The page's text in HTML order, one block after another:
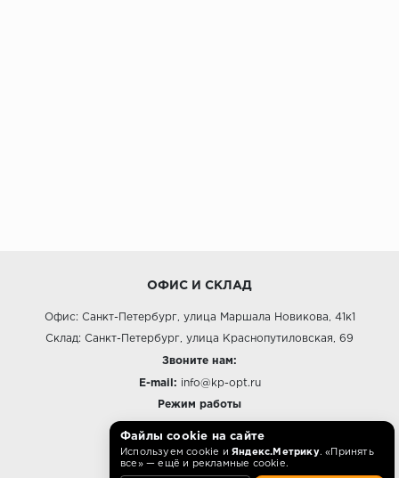
ОФИС И СКЛАД
Офис: Санкт-Петербург, улица Маршала Новикова, 41к1
Склад: Санкт-Петербург, улица Краснопутиловская, 69
Звоните нам:
E-mail: info@kp-opt.ru
Режим работы
10:00 - 18:00 пн-пт.
Файлы cookie на сайте
Используем cookie и Яндекс.Метрику. «Принять
все» — ещё и рекламные cookie.